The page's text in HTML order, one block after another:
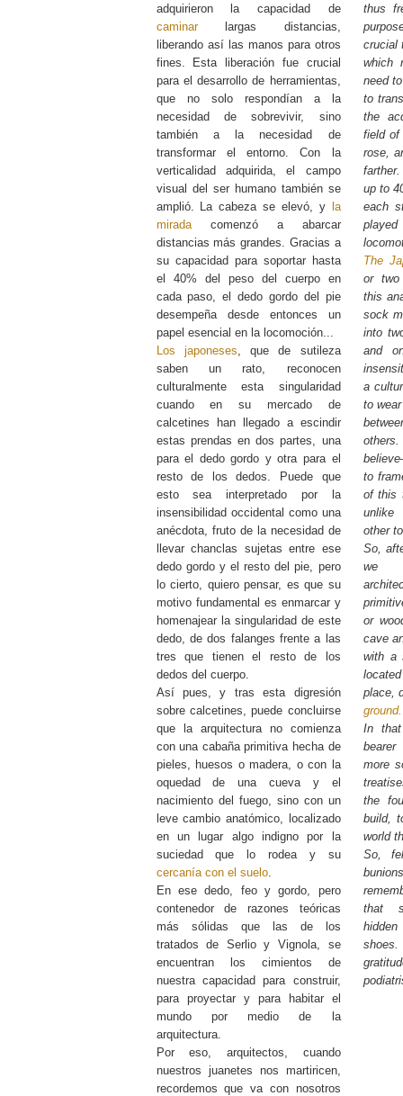
adquirieron la capacidad de
caminarlargas distancias,
liberando así las manos para otros
fines. Esta liberación fue crucial
para el desarrollo de herramientas,
que no solo respondían a la
necesidad de sobrevivir, sino
también a la necesidad de
transformar el entorno. Con la
verticalidad adquirida, el campo
visual del ser humano también se
amplió. La cabeza se elevó, y la
miradacomenzó a abarcar
distancias más grandes. Gracias a
su capacidad para soportar hasta
el 40% del peso del cuerpo en
cada paso, el dedo gordo del pie
desempeña desde entonces un
papel esencial en la locomoción...
Los japoneses , que de sutileza
saben un rato, reconocen
culturalmente esta singularidad
cuando en su mercado de
calcetines han llegado a escindir
estas prendas en dos partes, una
para el dedo gordo y otra para el
resto de los dedos. Puede que
esto sea interpretado por la
insensibilidad occidental como una
anécdota, fruto de la necesidad de
llevar chanclas sujetas entre ese
dedo gordo y el resto del pie, pero
lo cierto, quiero pensar, es que su
motivo fundamental es enmarcar y
homenajear la singularidad de este
dedo, de dos falanges frente a las
tres que tienen el resto de los
dedos del cuerpo.
Así pues, y tras esta digresión
sobre calcetines, puede concluirse
que la arquitectura no comienza
con una cabaña primitiva hecha de
pieles, huesos o madera, o con la
oquedad de una cueva y el
nacimiento del fuego, sino con un
leve cambio anatómico, localizado
en un lugar algo indigno por la
suciedad que lo rodea y su
cercanía con el suelo.
En ese dedo, feo y gordo, pero
contenedor de razones teóricas
más sólidas que las de los
tratados de Serlio y Vignola, se
encuentran los cimientos de
nuestra capacidad para construir,
para proyectar y para habitar el
mundo por medio de la
arquitectura.
Por eso, arquitectos, cuando
nuestros juanetes nos martiricen,
recordemos que va con nosotros
thus
crucial
which
need
to
the
field of
rose,
up to
each
The
or two
this
sock
into
and
a
to
to
of this
unlike
other
So,
we
or
cave
with a
place,
ground.
In
more
the
build,
world
So,
that